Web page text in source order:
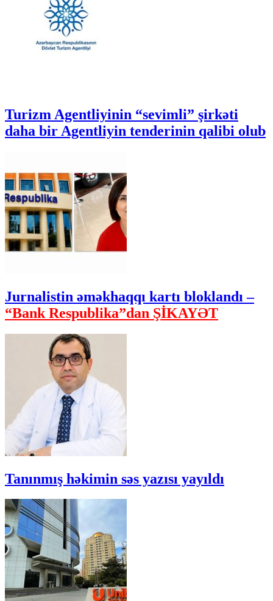
Turizm Agentliyinin “sevimli” şirkəti
daha bir Agentliyin tenderinin qalibi olub
Jurnalistin əməkhaqqı kartı bloklandı –
“Bank Respublika”dan ŞİKAYƏT
Tanınmış həkimin səs yazısı yayıldı